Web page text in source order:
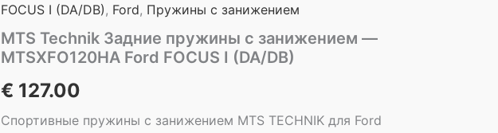
FOCUS I (DA/DB) , Ford, Пружины с занижением
MTS Technik Задние пружины с занижением —
MTSXFO120HA Ford FOCUS I (DA/DB)
€ 127.00
Спортивные пружины с занижением MTS TECHNIK для Ford